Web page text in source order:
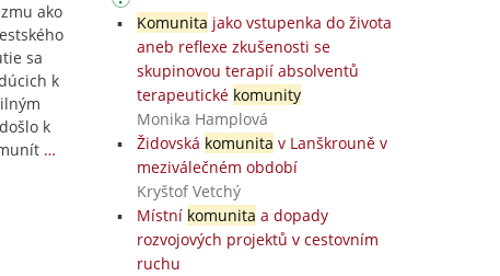
ako
sa
k
k
…
Komunita jako vstupenka do života
aneb reflexe zkušenosti se
skupinovou terapií absolventů
terapeutické komunity
Monika Hamplová
Židovská komunita v Lanškrouně v
meziválečném období
Kryštof Vetchý
Místní komunita a dopady
rozvojových projektů v cestovním
ruchu